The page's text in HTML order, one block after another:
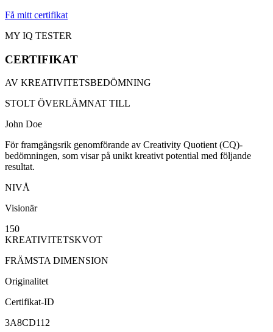
Få mitt certifikat
MY IQ TESTER
CERTIFIKAT
AV KREATIVITETSBEDÖMNING
STOLT ÖVERLÄMNAT TILL
John Doe
För framgångsrik genomförande av Creativity Quotient (CQ)-
bedömningen, som visar på unikt kreativt potential med följande
resultat.
NIVÅ
Visionär
150
KREATIVITETSKVOT
FRÄMSTA DIMENSION
Originalitet
Certifikat-ID
3A8CD112